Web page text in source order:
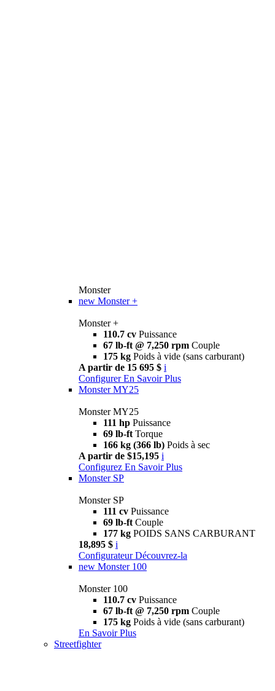
Monster
new Monster +
Monster +
110.7 cv Puissance
67 lb-ft @ 7,250 rpm Couple
175 kg Poids à vide (sans carburant)
A partir de 15 695 $ i
Configurer En Savoir Plus
Monster MY25
Monster MY25
111 hp Puissance
69 lb-ft Torque
166 kg (366 lb) Poids à sec
A partir de $15,195 i
Configurez En Savoir Plus
Monster SP
Monster SP
111 cv Puissance
69 lb-ft Couple
177 kg POIDS SANS CARBURANT
18,895 $ i
Configurateur Découvrez-la
new Monster 100
Monster 100
110.7 cv Puissance
67 lb-ft @ 7,250 rpm Couple
175 kg Poids à vide (sans carburant)
En Savoir Plus
Streetfighter